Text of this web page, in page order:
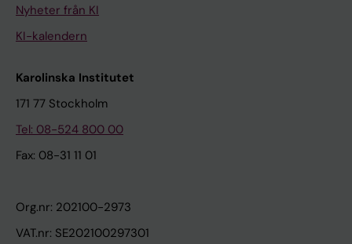
Nyheter från KI
KI-kalendern
Karolinska Institutet
171 77 Stockholm
Tel: 08-524 800 00
Fax: 08-31 11 01
Org.nr: 202100-2973
VAT.nr: SE202100297301